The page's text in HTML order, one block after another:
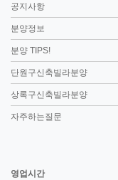
공지사항
분양정보
분양 TIPS!
단원구신축빌라분양
상록구신축빌라분양
자주하는질문
영업시간